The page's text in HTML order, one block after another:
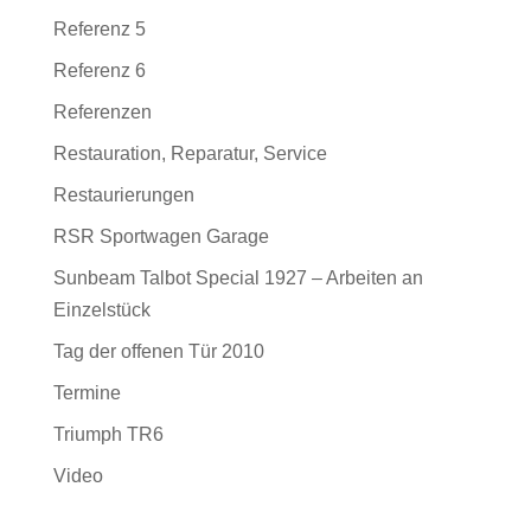
Referenz 5
Referenz 6
Referenzen
Restauration, Reparatur, Service
Restaurierungen
RSR Sportwagen Garage
Sunbeam Talbot Special 1927 – Arbeiten an
Einzelstück
Tag der offenen Tür 2010
Termine
Triumph TR6
Video